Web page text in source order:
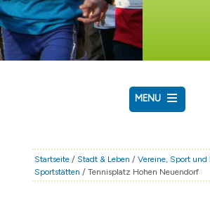
MENU
RATHAUS &
BÜRGERSERVICE
Startseite /Stadt & Leben /Vereine, Sport und
Sportstätten / Tennisplatz Hohen Neuendorf